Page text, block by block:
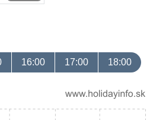
16:00 17:00 18:00